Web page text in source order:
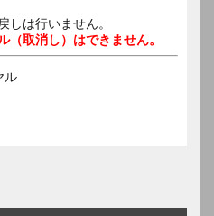
しは行いません。
（取消し）はできません。
ル